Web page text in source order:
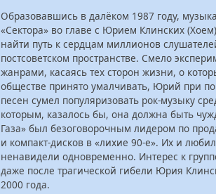
Образовавшись в далёком 1987 году,
«Сектора» во главе с Юрием Клинских
найти путь к сердцам миллионов
постсоветском пространстве. Смело
жанрами, касаясь тех сторон жизни, о
обществе принято умалчивать, Юрий при
песен сумел популяризовать рок-музыку
которым, казалось бы, она должна быть
Газа» был безоговорочным лидером по
и компакт-дисков в «лихие 90-е». Их и
ненавидели одновременно. Интерес к
даже после трагической гибели Юрия
2000 года.